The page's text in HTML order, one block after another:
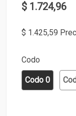
$ 1.724,96
$ 1.425,59
Codo
Codo 0